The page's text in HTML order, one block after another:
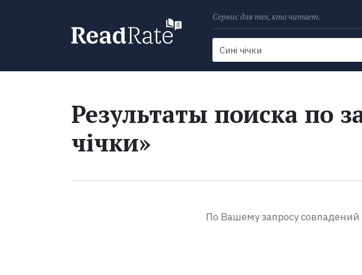
Сервис для тех, кто читает.
Поиск
Новости
Результаты поиска по
чічки»
По Вашему запросу